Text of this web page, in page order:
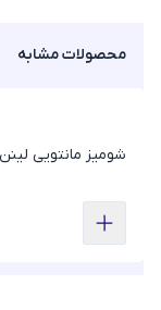
محصولات مشابه
شومیز مانتویی لینن